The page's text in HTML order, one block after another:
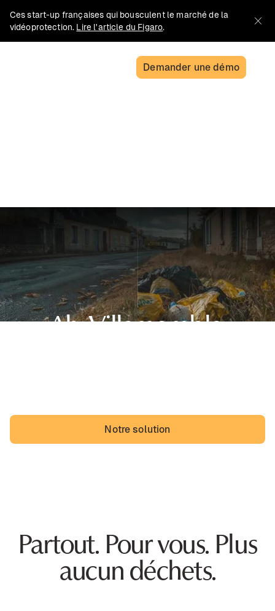
Ces start-up françaises qui bousculent le marché de la
vidéoprotection. Lire l'article du Figaro.
Demander une démo
Ah, Villemomble,
Notre solution
Partout. Pour vous. Plus
aucun déchets.